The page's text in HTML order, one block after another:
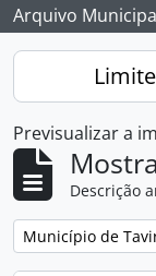
Arquivo
Previsualizar a
Descrição
Remover filtro:
Município de